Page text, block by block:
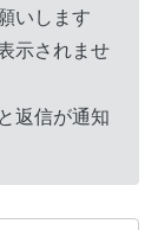
いします
示されませ
返信が通知